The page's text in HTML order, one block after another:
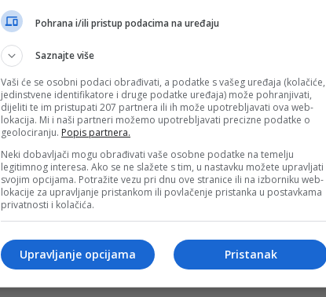
Pohrana i/ili pristup podacima na uređaju
Saznajte više
Vaši će se osobni podaci obrađivati, a podatke s vašeg uređaja (kolačiće,
jedinstvene identifikatore i druge podatke uređaja) može pohranjivati,
dijeliti te im pristupati 207 partnera ili ih može upotrebljavati ova web-
lokacija. Mi i naši partneri možemo upotrebljavati precizne podatke o
geolociranju. Popis partnera.
Neki dobavljači mogu obrađivati vaše osobne podatke na temelju
legitimnog interesa. Ako se ne slažete s tim, u nastavku možete upravljati
svojim opcijama. Potražite vezu pri dnu ove stranice ili na izborniku web-
lokacije za upravljanje pristankom ili povlačenje pristanka u postavkama
privatnosti i kolačića.
Pristanak
Upravljanje opcijama